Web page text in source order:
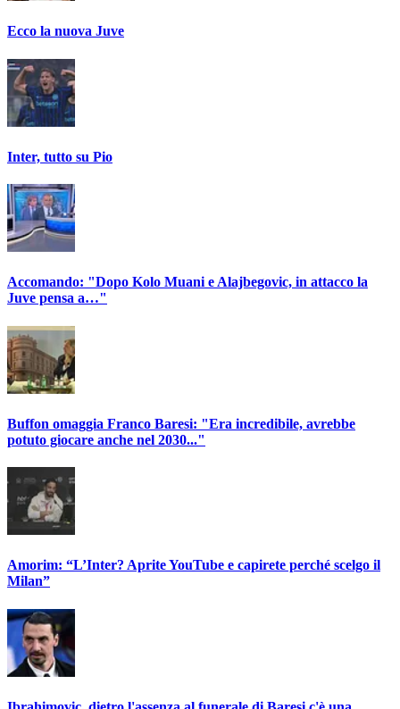
Ecco la nuova Juve
Inter, tutto su Pio
Accomando: "Dopo Kolo Muani e Alajbegovic, in attacco la
Juve pensa a…"
Buffon omaggia Franco Baresi: "Era incredibile, avrebbe
potuto giocare anche nel 2030..."
Amorim: “L’Inter? Aprite YouTube e capirete perché scelgo il
Milan”